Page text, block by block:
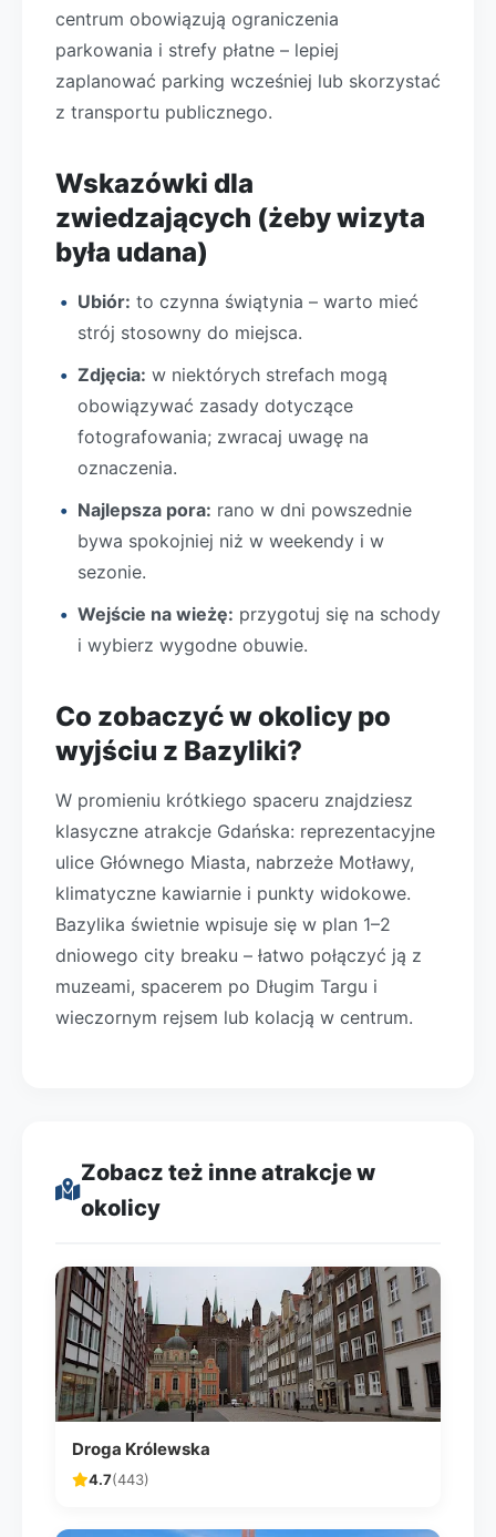
centrum obowiązują ograniczenia
parkowania i strefy płatne – lepiej
zaplanować parking wcześniej lub skorzystać
z transportu publicznego.
Wskazówki dla
zwiedzających (żeby wizyta
była udana)
Ubiór: to czynna świątynia – warto mieć
strój stosowny do miejsca.
Zdjęcia: w niektórych strefach mogą
obowiązywać zasady dotyczące
fotografowania; zwracaj uwagę na
oznaczenia.
Najlepsza pora: rano w dni powszednie
bywa spokojniej niż w weekendy i w
sezonie.
Wejście na wieżę: przygotuj się na schody
i wybierz wygodne obuwie.
Co zobaczyć w okolicy po
wyjściu z Bazyliki?
W promieniu krótkiego spaceru znajdziesz
klasyczne atrakcje Gdańska: reprezentacyjne
ulice Głównego Miasta, nabrzeże Motławy,
klimatyczne kawiarnie i punkty widokowe.
Bazylika świetnie wpisuje się w plan 1–2
dniowego city breaku – łatwo połączyć ją z
muzeami, spacerem po Długim Targu i
wieczornym rejsem lub kolacją w centrum.
Zobacz też inne atrakcje w
okolicy
Droga Królewska
4.7(443)